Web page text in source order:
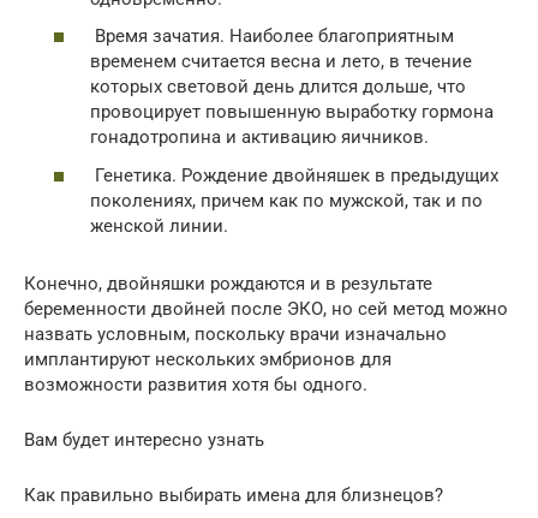
Время зачатия. Наиболее благоприятным
временем считается весна и лето, в течение
которых световой день длится дольше, что
провоцирует повышенную выработку гормона
гонадотропина и активацию яичников.
Генетика. Рождение двойняшек в предыдущих
поколениях, причем как по мужской, так и по
женской линии.
Конечно, двойняшки рождаются и в результате
беременности двойней после ЭКО, но сей метод можно
назвать условным, поскольку врачи изначально
имплантируют нескольких эмбрионов для
возможности развития хотя бы одного.
Вам будет интересно узнать
Как правильно выбирать имена для близнецов?